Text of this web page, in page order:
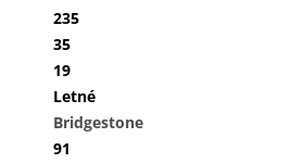
235
35
19
Letné
Bridgestone
91